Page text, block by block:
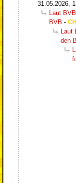
31.05.2026,
Laut
BVB -
den